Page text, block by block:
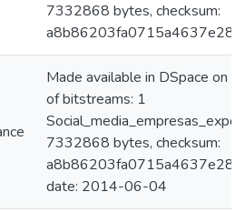
7332868 bytes, checksum:
Made available in DSpace on
of bitstreams: 1
7332868 bytes, checksum:
date: 2014-06-04